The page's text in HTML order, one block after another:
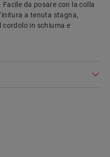
da posare con la colla
a tenuta stagna,
in schiuma e